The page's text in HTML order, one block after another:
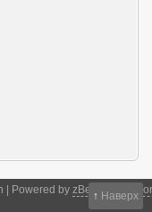
| Powered by zBench
↑ Наверх